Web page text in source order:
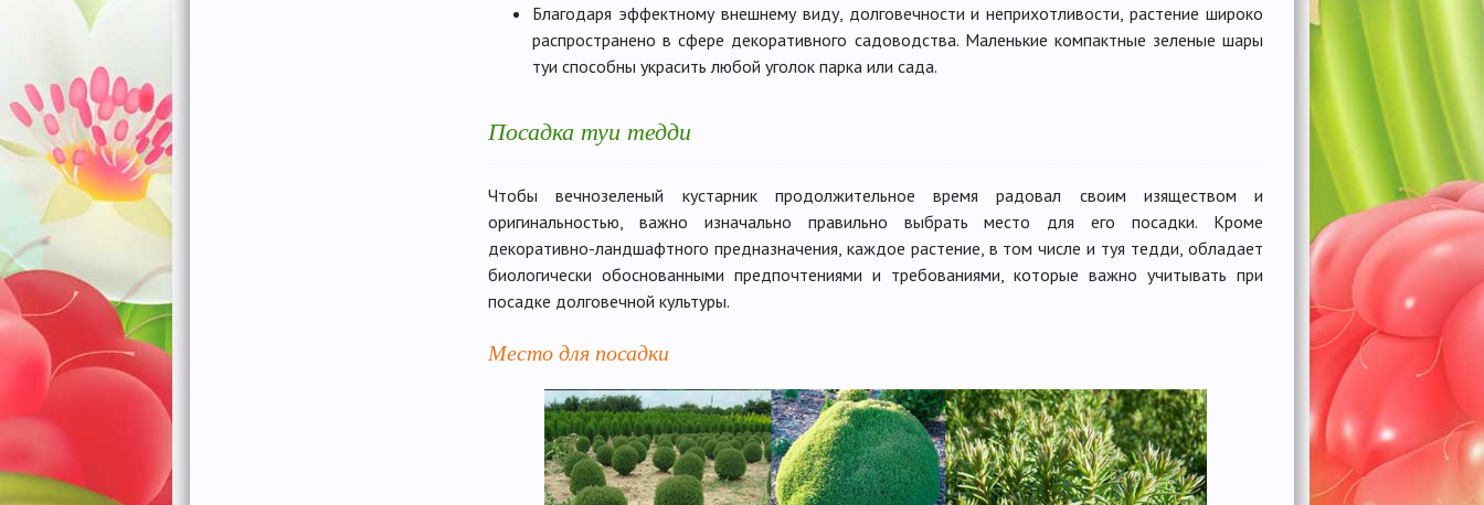
Благодаря эффектному внешнему виду, долговечности и неприхотливости, растение широко
распространено в сфере декоративного садоводства. Маленькие компактные зеленые шары
туи способны украсить любой уголок парка или сада.
Посадка туи тедди
Чтобы вечнозеленый кустарник продолжительное время радовал своим изяществом и
оригинальностью, важно изначально правильно выбрать место для его посадки. Кроме
декоративно-ландшафтного предназначения, каждое растение, в том числе и туя тедди, обладает
биологически обоснованными предпочтениями и требованиями, которые важно учитывать при
посадке долговечной культуры.
Место для посадки